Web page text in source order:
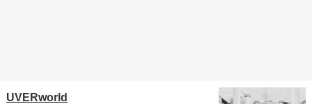
UVERworld